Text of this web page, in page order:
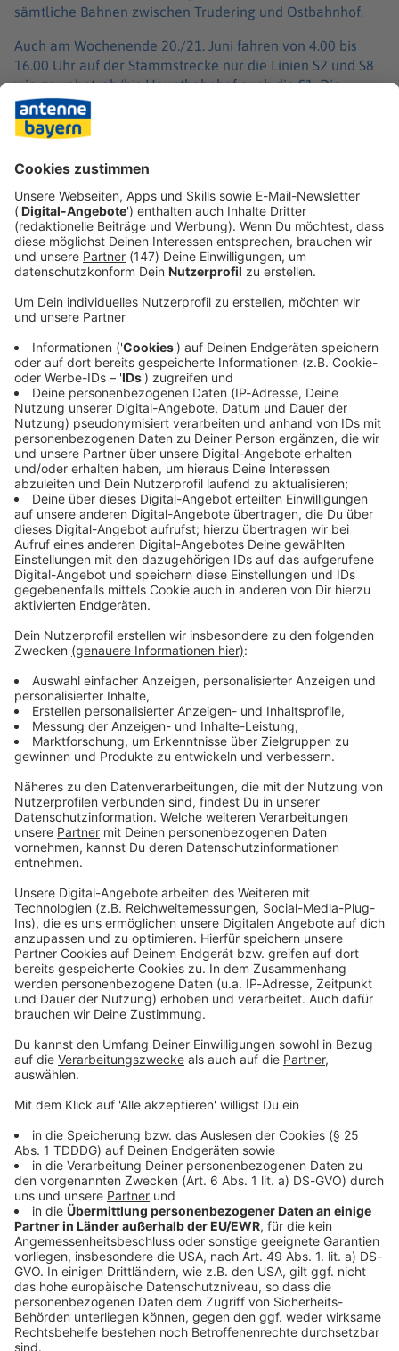
sämtliche Bahnen zwischen Trudering und Ostbahnhof.
Auch am Wochenende 20./21. Juni fahren von 4.00 bis
16.00 Uhr auf der Stammstrecke nur die Linien S2 und S8
wie gewohnt, ab/bis Hauptbahnhof auch die S1. Die
übrigen Linien beginnen beziehungsweise enden
vorzeitig. Auch hier gibt es wieder diverse
Einschränkungen auf den einzelnen Linien. Reisende
sollten ihre Verbindung daher bei der Online-
Immer auf dem Laufenden
bleiben!
Verpass' nichts mehr - mit unserem kostenlosen
ANTENNE BAYERN Newsletter. Ob Nachrichten,
Lifestyle oder unsere neuesten Aktionen - wir
informieren dich.
Zum Newsletter anmelden
Du möchtest uns etwas sagen?
Studio Hotline
Kontaktformular
Sprachnachricht
© dpa-infocom, dpa:260531-930-152157/1
Bayern